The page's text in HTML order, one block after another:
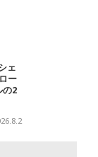
ェ
ー
の2